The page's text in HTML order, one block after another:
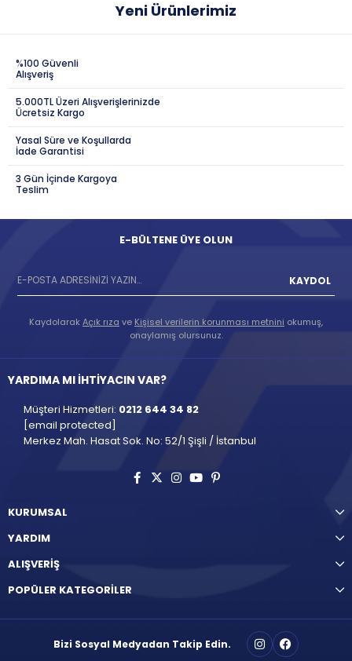
Yeni Ürünlerimiz
%100 Güvenli
Alışveriş
5.000TL Üzeri Alışverişlerinizde
Ücretsiz Kargo
Yasal Süre ve Koşullarda
İade Garantisi
3 Gün İçinde Kargoya
Teslim
E-BÜLTENE ÜYE OLUN
KAYDOL
KaydolarakAçık rıza ve Kişisel verilerin korunması metnini okumuş,
onaylamış olursunuz.
YARDIMA MI İHTİYACIN VAR?
Müşteri Hizmetleri: 0212 644 34 82
[email protected]
Merkez Mah. Hasat Sok. No: 52/1 Şişli / İstanbul
KURUMSAL
YARDIM
ALIŞVERİŞ
POPÜLER KATEGORİLER
Bizi Sosyal Medyadan Takip Edin.